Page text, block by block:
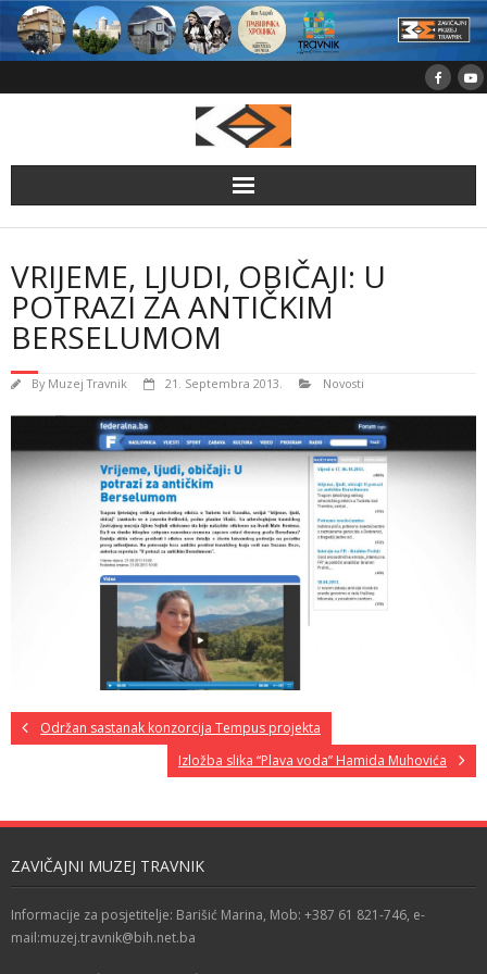
Skip
content
VRIJEME, LJUDI, OBIČAJI: U
POTRAZI ZA ANTIČKIM
BERSELUMOM
By Muzej Travnik 21. Septembra 2013. Novosti
Održan sastanak konzorcija Tempus projekta
Izložba slika “Plava voda” Hamida Muhovića
ZAVIČAJNI MUZEJ TRAVNIK
Informacije za posjetitelje: Barišić Marina, Mob: +387 61 821-746, e-
mail:muzej.travnik@bih.net.ba